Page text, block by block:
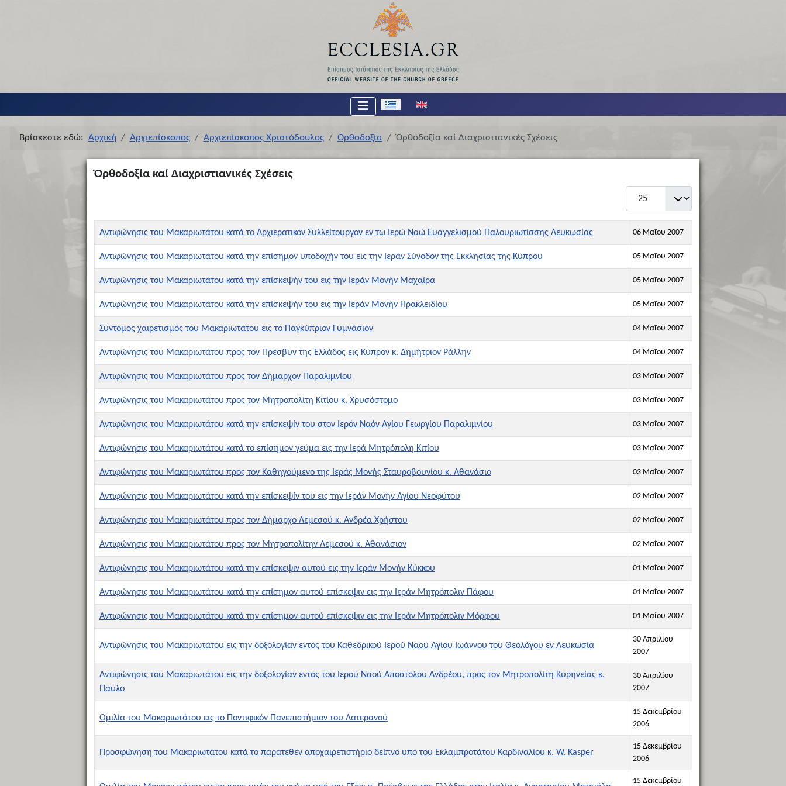
Επιλέξτε τη γλώσσα σας
Βρίσκεστε εδώ: Αρχική Αρχιεπίσκοπος Αρχιεπίσκοπος Χριστόδουλος Ορθοδοξία Ὀρθοδοξία καί Διαχριστιανικές Σχέσεις
Ὀρθοδοξία καί Διαχριστιανικές Σχέσεις
Τίτλος Ημερομηνία Δημιουργίας
Αντιφώνησις του Μακαριωτάτου κατά το Αρχιερατικόν Συλλείτουργον εν τω Ιερώ Ναώ Ευαγγελισμού Παλουριωτίσσης Λευκωσίας 06 Μαΐου 2007
Αντιφώνησις του Μακαριωτάτου κατά την επίσημον υποδοχήν του εις την Ιεράν Σύνοδον της Εκκλησίας της Κύπρου 05 Μαΐου 2007
Αντιφώνησις του Μακαριωτάτου κατά την επίσκεψήν του εις την Ιεράν Μονήν Μαχαίρα 05 Μαΐου 2007
Αντιφώνησις του Μακαριωτάτου κατά την επίσκεψήν του εις την Ιεράν Μονήν Ηρακλειδίου 05 Μαΐου 2007
Σύντομος χαιρετισμός του Μακαριωτάτου εις το Παγκύπριον Γυμνάσιον 04 Μαΐου 2007
Αντιφώνησις του Μακαριωτάτου προς τον Πρέσβυν της Ελλάδος εις Κύπρον κ. Δημήτριον Ράλλην 04 Μαΐου 2007
Αντιφώνησις του Μακαριωτάτου προς τον Δήμαρχον Παραλιμνίου 03 Μαΐου 2007
Αντιφώνησις του Μακαριωτάτου προς τον Μητροπολίτη Κιτίου κ. Χρυσόστομο 03 Μαΐου 2007
Αντιφώνησις του Μακαριωτάτου κατά την επίσκεψίν του στον Ιερόν Ναόν Αγίου Γεωργίου Παραλιμνίου 03 Μαΐου 2007
Αντιφώνησις του Μακαριωτάτου κατά το επίσημον γεύμα εις την Ιερά Μητρόπολη Κιτίου 03 Μαΐου 2007
Αντιφώνησις του Μακαριωτάτου προς τον Καθηγούμενο της Ιεράς Μονής Σταυροβουνίου κ. Αθανάσιο 03 Μαΐου 2007
Αντιφώνησις του Μακαριωτάτου κατά την επίσκεψίν του εις την Ιεράν Μονήν Αγίου Νεοφύτου 02 Μαΐου 2007
Αντιφώνησις του Μακαριωτάτου προς τον Δήμαρχο Λεμεσού κ. Ανδρέα Χρήστου 02 Μαΐου 2007
Αντιφώνησις του Μακαριωτάτου προς τον Μητροπολίτην Λεμεσού κ. Αθανάσιον 02 Μαΐου 2007
Αντιφώνησις του Μακαριωτάτου κατά την επίσκεψιν αυτού εις την Ιεράν Μονήν Κύκκου 01 Μαΐου 2007
Αντιφώνησις του Μακαριωτάτου κατά την επίσημον αυτού επίσκεψιν εις την Ιεράν Μητρόπολιν Πάφου 01 Μαΐου 2007
Αντιφώνησις του Μακαριωτάτου κατά την επίσημον αυτού επίσκεψιν εις την Ιεράν Μητρόπολιν Μόρφου 01 Μαΐου 2007
Αντιφώνησις του Μακαριωτάτου εις την δοξολογίαν εντός του Καθεδρικού Ιερού Ναού Αγίου Ιωάννου του Θεολόγου εν Λευκωσία
30 Απριλίου
2007
Αντιφώνησις του Μακαριωτάτου εις την δοξολογίαν εντός του Ιερού Ναού Αποστόλου Ανδρέου, προς τον Μητροπολίτη Κυρηνείας κ.
Παύλο
30 Απριλίου
2007
Ομιλία του Μακαριωτάτου εις το Ποντιφικόν Πανεπιστήμιον του Λατερανού
15 Δεκεμβρίου
2006
Προσφώνηση του Μακαριωτάτου κατά το παρατεθέν αποχαιρετιστήριο δείπνο υπό του Εκλαμπρoτάτου Καρδιναλίου κ. W. Kasper
15 Δεκεμβρίου
2006
15 Δεκεμβρίου